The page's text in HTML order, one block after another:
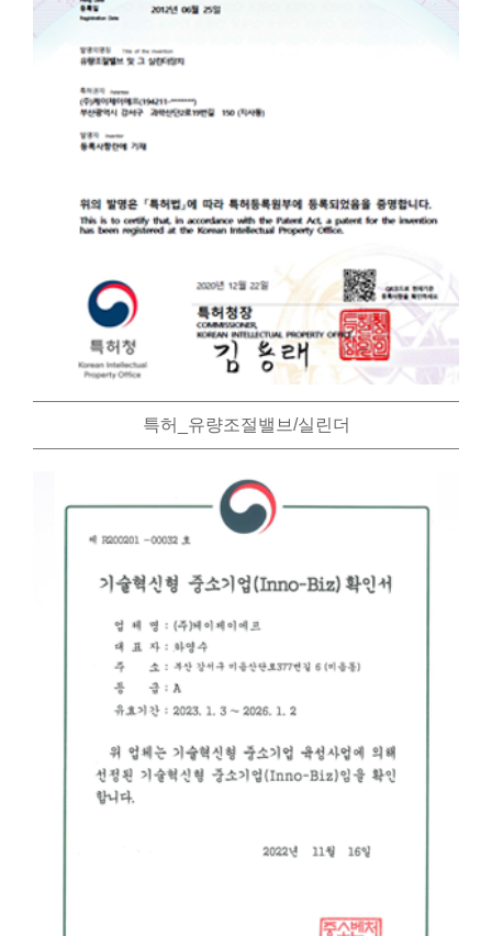
특허_유량조절밸브/실린더